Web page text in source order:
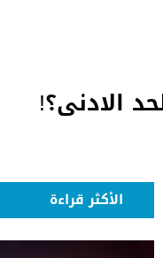
الادنى؟!
الأكثر قراءة